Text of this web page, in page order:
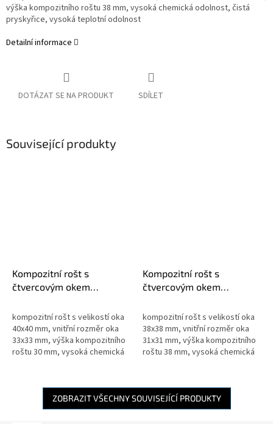
výška kompozitního roštu 38 mm, vysoká chemická odolnost, čistá
pryskyřice, vysoká teplotní odolnost
Detailní informace
DOTÁZAT SE NA PRODUKT SDÍLET
Související produkty
Kompozitní rošt s
čtvercovým okem
30mm - prémium
kompozitní rošt s velikostí oka
40x40 mm, vnitřní rozměr oka
33x33 mm, výška kompozitního
roštu 30 mm, vysoká chemická
Kompozitní rošt s
čtvercovým okem
38mm - prémium
kompozitní rošt s velikostí oka
38x38 mm, vnitřní rozměr oka
31x31 mm, výška kompozitního
roštu 38 mm, vysoká chemická
ZOBRAZIT VŠECHNY SOUVISEJÍCÍ PRODUKTY